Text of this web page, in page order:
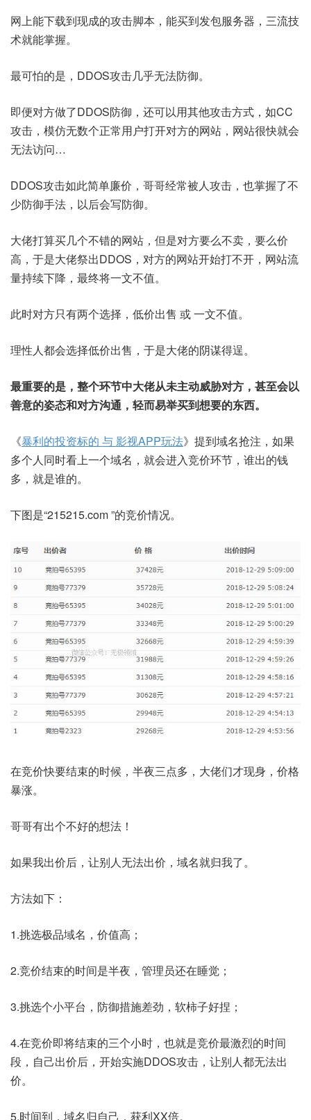
网上能下载到现成的攻击脚本，能买到发包服务器，三流技
术就能掌握。
最可怕的是，DDOS攻击几乎无法防御。
即便对方做了DDOS防御，还可以用其他攻击方式，如CC
攻击，模仿无数个正常用户打开对方的网站，网站很快就会
无法访问…
DDOS攻击如此简单廉价，哥哥经常被人攻击，也掌握了不
少防御手法，以后会写防御。
大佬打算买几个不错的网站，但是对方要么不卖，要么价
高，于是大佬祭出DDOS，对方的网站开始打不开，网站流
量持续下降，最终将一文不值。
此时对方只有两个选择，低价出售 或 一文不值。
理性人都会选择低价出售，于是大佬的阴谋得逞。
最重要的是，整个环节中大佬从未主动威胁对方，甚至会以
善意的姿态和对方沟通，轻而易举买到想要的东西。
《暴利的投资标的 与 影视APP玩法》提到域名抢注，如果
多个人同时看上一个域名，就会进入竞价环节，谁出的钱
多，就是谁的。
下图是“215215.com ”的竞价情况。
在竞价快要结束的时候，半夜三点多，大佬们才现身，价格
暴涨。
哥哥有出个不好的想法！
如果我出价后，让别人无法出价，域名就归我了。
方法如下：
1.挑选极品域名，价值高；
2.竞价结束的时间是半夜，管理员还在睡觉；
3.挑选个小平台，防御措施差劲，软柿子好捏；
4.在竞价即将结束的三个小时，也就是竞价最激烈的时间
段，自己出价后，开始实施DDOS攻击，让别人都无法出
价。
5.时间到，域名归自己，获利XX倍。